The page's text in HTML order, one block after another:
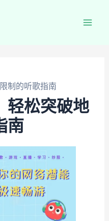
制的听歌指南
轻松突破地
南